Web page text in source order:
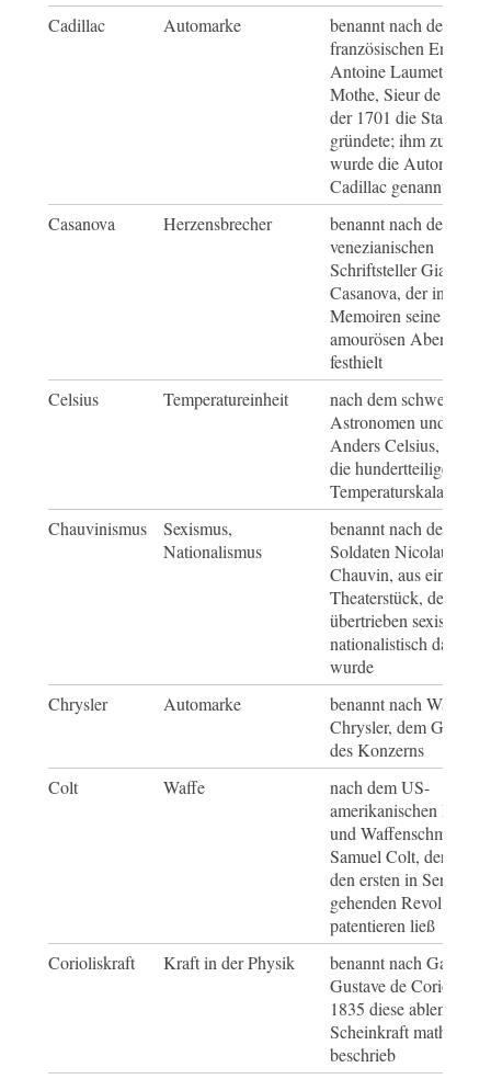
Cadillac
Automarke
benannt nach dem
französischen
Antoine Laumet de La
Mothe, Sieur de
der 1701 die Stadt
gründete; ihm zu Ehren
wurde die Automarke
Cadillac genannt
Casanova
Herzensbrecher
benannt nach dem
venezianischen
Schriftsteller Giacomo
Casanova, der in
Memoiren seine
amourösen Abenteuer
festhielt
Celsius
Temperatureinheit
nach dem
Astronomen und
Anders Celsius, der
die hundertteilige
Temperaturskala
Chauvinismus
Sexismus,
Nationalismus
benannt nach dem
Soldaten Nicolaus
Chauvin, aus einem
Theaterstück, der
übertrieben sexistisch
nationalistisch
wurde
Chrysler
Automarke
benannt nach Walter P.
Chrysler, dem Gründer
des Konzerns
Colt
Waffe
nach dem US-
amerikanischen
und Waffenschmied
Samuel Colt, der 1835
den ersten in Serie
gehenden Revolver
patentieren ließ
Corioliskraft
Kraft in der Physik
benannt nach Gaspard-
Gustave de Coriolis,
1835 diese ablenkende
Scheinkraft
beschrieb